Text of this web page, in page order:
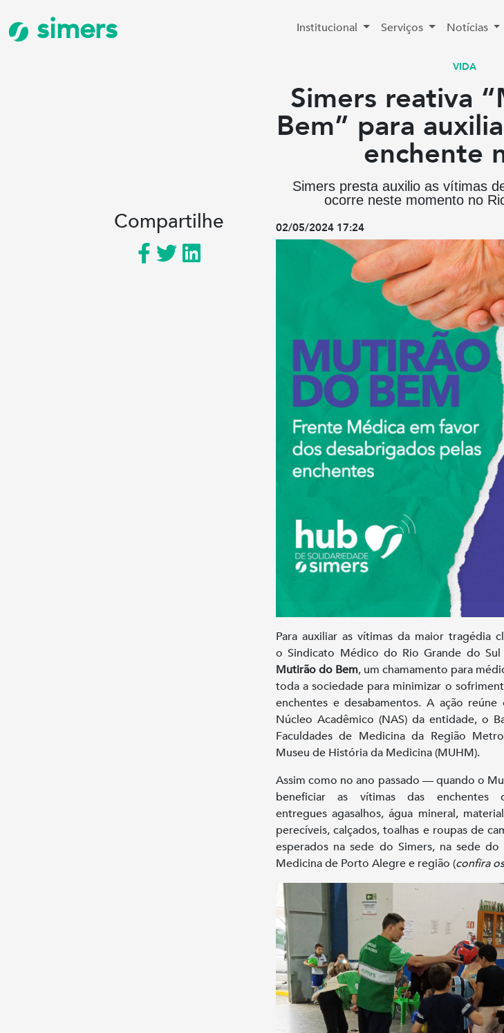
simers Institucional Serviços Notícias
VIDA
Simers reativa
Bem” para
enchente
Simers presta auxilio as vítimas
ocorre neste momento no
Compartilhe 02/05/2024 17:24
Para auxiliar as vítimas da maior tragédia
o Sindicato Médico do Rio Grande do Sul
Mutirão do Bem, um chamamento para
toda a sociedade para minimizar o
enchentes e desabamentos. A ação
Núcleo Acadêmico (NAS) da entidade, o
Faculdades de Medicina da Região
Museu de História da Medicina (MUHM).
Assim como no ano passado — quando o
beneficiar as vítimas das
entregues agasalhos, água mineral,
perecíveis, calçados, toalhas e roupas de
esperados na sede do Simers, na sede
Medicina de Porto Alegre e região (confira